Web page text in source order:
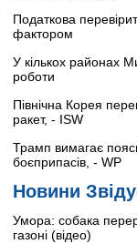
Податкова
фактором
У кількох районах
роботи
Північна Корея
ракет, - ISW
Трамп вимагає
боєприпасів, - WP
Новини
Умора: собака
газоні (відео)